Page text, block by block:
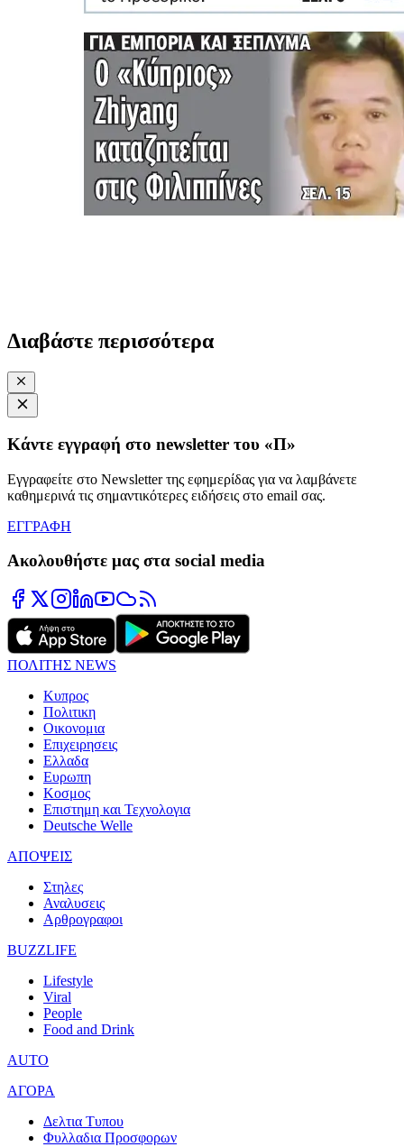
Διαβάστε περισσότερα
Κάντε εγγραφή στο newsletter του «Π»
Εγγραφείτε στο Newsletter της εφημερίδας για να λαμβάνετε
καθημερινά τις σημαντικότερες ειδήσεις στο email σας.
ΕΓΓΡΑΦΗ
Ακολουθήστε μας στα social media
ΠΟΛΙΤΗΣ NEWS
Κυπρος
Πολιτικη
Οικονομια
Επιχειρησεις
Ελλαδα
Ευρωπη
Κοσμος
Επιστημη και Τεχνολογια
Deutsche Welle
ΑΠΟΨΕΙΣ
Στηλες
Αναλυσεις
Αρθρογραφοι
BUZZLIFE
Lifestyle
Viral
People
Food and Drink
AUTO
ΑΓΟΡΑ
Δελτια Τυπου
Φυλλαδια Προσφορων